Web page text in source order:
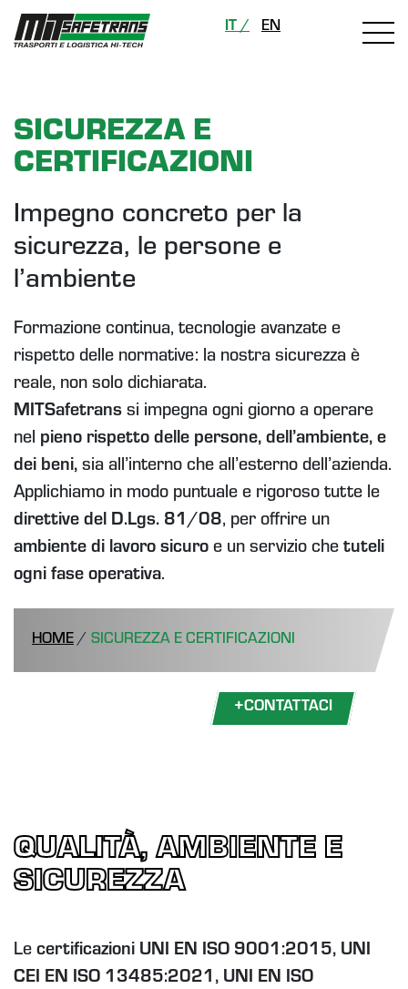
pagina corrente certificazioni-qualita-sicurezza-
logistica
IT / EN
SICUREZZA E
CERTIFICAZIONI
Impegno concreto per la
sicurezza, le persone e
l’ambiente
Formazione continua, tecnologie avanzate e
rispetto delle normative: la nostra sicurezza è
reale, non solo dichiarata.
MITSafetrans si impegna ogni giorno a operare
nel pieno rispetto delle persone, dell’ambiente, e
dei beni, sia all’interno che all’esterno dell’azienda.
Applichiamo in modo puntuale e rigoroso tutte le
direttive del D.Lgs. 81/08, per offrire un
ambiente di lavoro sicuro e un servizio che tuteli
ogni fase operativa.
HOME/ SICUREZZA E CERTIFICAZIONI
+CONTATTACI
QUALITÀ, AMBIENTE E
SICUREZZA
Le certificazioni UNI EN ISO 9001:2015, UNI
CEI EN ISO 13485:2021, UNI EN ISO